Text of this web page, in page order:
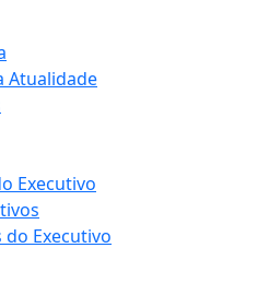
Atualidade
Executivo
do Executivo